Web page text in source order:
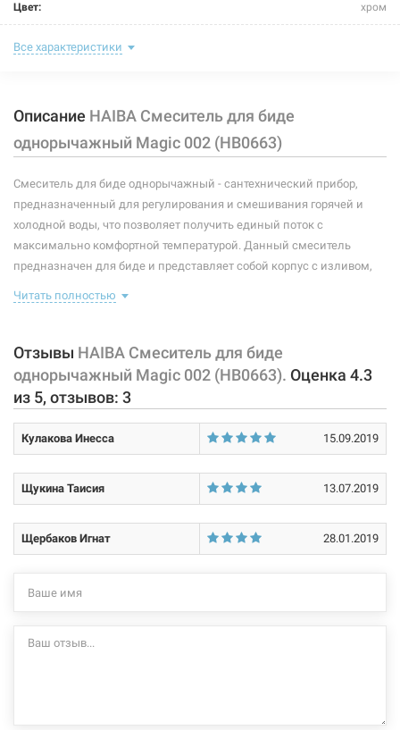
Цвет: хром
Назначение смесителя:
Размер картриджа:
Тип смесителя (крана):
Материал корпуса смесителя (крана): латунь
Форма излива: короткая прямая
Способ монтажа:
Все характеристики
Описание HAIBA Смеситель для биде
однорычажный Magic 002 (HB0663)
Смеситель для биде однорычажный - сантехнический прибор,
предназначенный для регулирования и смешивания горячей и
холодной воды, что позволяет получить единый поток с
максимально комфортной температурой. Данный смеситель
предназначен для биде и представляет собой корпус с изливом,
"запоминать" температуру воды, использовавшуюся перед этим. В
Характеристики и конфигурация изделия, а также комплектация
товара могут изменяться производителем без уведомления. За
внесенные производителем изменения, магазин ответственности
не несет.
Читать полностью
Отзывы HAIBA Смеситель для биде
однорычажный Magic 002 (HB0663). Оценка 4.3
из 5, отзывов: 3
Кулакова Инесса 15.09.2019
Щукина Таисия 13.07.2019
Щербаков Игнат 28.01.2019